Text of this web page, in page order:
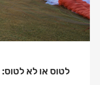
לטוס או לא לטוס: